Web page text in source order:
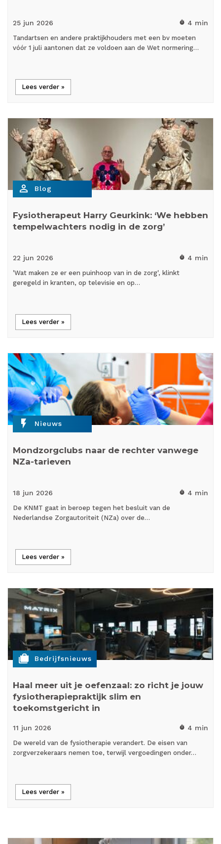
25 jun 2026 timer 4 min
Tandartsen en andere praktijkhouders met een bv moeten
vóór 1 juli aantonen dat ze voldoen aan de Wet normering…
Lees verder »
person_outline Blog
Fysiotherapeut Harry Geurkink: ‘We hebben
tempelwachters nodig in de zorg’
22 jun 2026 timer 4 min
'Wat maken ze er een puinhoop van in de zorg', klinkt
geregeld in kranten, op televisie en op…
Lees verder »
flash_on Nieuws
Mondzorgclubs naar de rechter vanwege
NZa-tarieven
18 jun 2026 timer 4 min
De KNMT gaat in beroep tegen het besluit van de
Nederlandse Zorgautoriteit (NZa) over de…
Lees verder »
cases Bedrijfsnieuws
Haal meer uit je oefenzaal: zo richt je jouw
fysiotherapiepraktijk slim en
toekomstgericht in
11 jun 2026 timer 4 min
De wereld van de fysiotherapie verandert. De eisen van
zorgverzekeraars nemen toe, terwijl vergoedingen onder…
Lees verder »